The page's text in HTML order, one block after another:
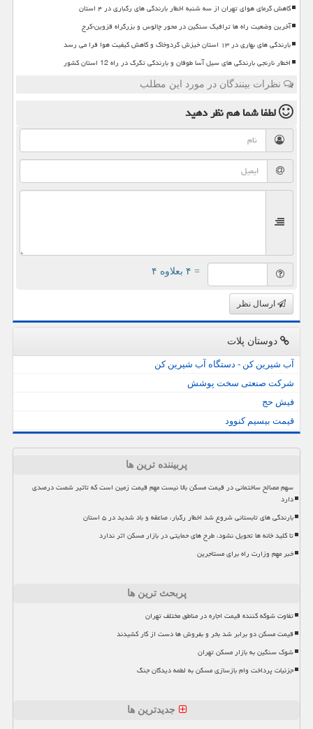
کاهش گرمای هوای تهران از سه شنبه اخطار بارندگی های رگباری در ۴ استان
آخرین وضعیت راه ها ترافیک سنگین در محور چالوس و بزرگراه قزوین-کرج
بارندگی های بهاری در ۱۳ استان خیزش گردوخاک و کاهش کیفیت هوا فرا می رسد
اخطار نارنجی بارندگی های سیل آسا طوفان و بارندگی تگرگ در راه 12 استان کشور
نظرات بینندگان در مورد این مطلب
لطفا شما همنظر دهید
= ۴ بعلاوه ۴
ارسال نظر
دوستان پلات
آب شیرین کن - دستگاه آب شیرین کن
شرکت صنعتی سخت پوشش
فیش حج
قیمت بیسیم کنوود
پربیننده ترین ها
سهم مصالح ساختمانی در قیمت مسکن بالا نیست مهم قیمت زمین است که تاثیر شصت درصدی
دارد
بارندگی های تابستانی شروع شد اخطار رگبار، صاعقه و باد شدید در ۵ استان
تا کلید خانه ها تحویل نشود، طرح های حمایتی در بازار مسکن اثر ندارد
خبر مهم وزارت راه برای مستاجرین
پربحث ترین ها
تفاوت شوکه کننده قیمت اجاره در مناطق مختلف تهران
قیمت مسکن دو برابر شد بخر و بفروش ها دست از کار کشیدند
شوک سنگین به بازار مسکن تهران
جزئیات پرداخت وام بازسازی مسکن به لطمه دیدگان جنگ
جدیدترین ها